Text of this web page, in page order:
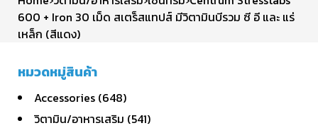
600 + Iron 30 เม็ด สเตร็สแทปส์ มีวิตามินบีรวม ซี อี และ แร่
เหล็ก (สีแดง)
หมวดหมู่สินค้า
Accessories (648)
วิตามิน/อาหารเสริม (541)